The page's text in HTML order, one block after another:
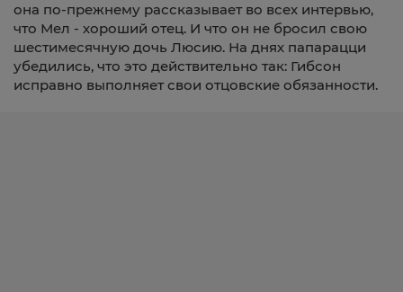
она по-прежнему рассказывает во всех интервью,
что Мел - хороший отец. И что он не бросил свою
шестимесячную дочь Люсию. На днях папарацци
убедились, что это действительно так: Гибсон
исправно выполняет свои отцовские обязанности.